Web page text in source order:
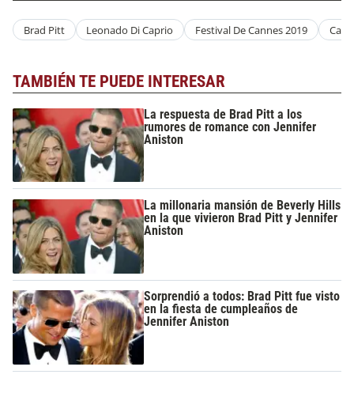
Brad Pitt Leonado Di Caprio Festival De Cannes 2019
TAMBIÉN TE PUEDE INTERESAR
La respuesta de Brad Pitt a los
rumores de romance con Jennifer
Aniston
La millonaria mansión de Beverly Hills
en la que vivieron Brad Pitt y Jennifer
Aniston
Sorprendió a todos: Brad Pitt fue visto
en la fiesta de cumpleaños de
Jennifer Aniston